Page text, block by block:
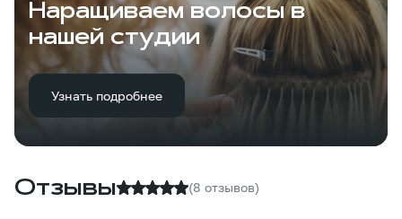
Наращиваем волосы в
нашей студии
Узнать подробнее
Отзывы (8 отзывов)